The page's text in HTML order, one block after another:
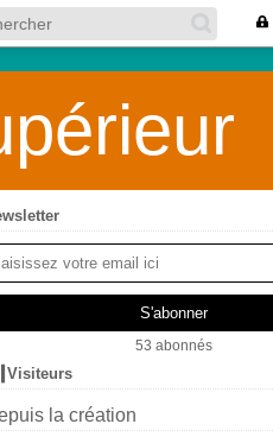
53 abonnés
Visiteurs
la création